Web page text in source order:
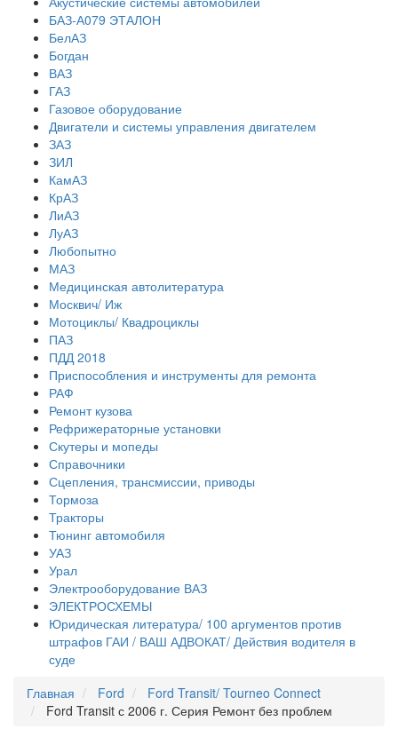
БАЗ-А079 ЭТАЛОН
БелАЗ
Богдан
ВАЗ
ГАЗ
Газовое оборудование
Двигатели и системы управления двигателем
ЗАЗ
ЗИЛ
КамАЗ
КрАЗ
ЛиАЗ
ЛуАЗ
Любопытно
МАЗ
Медицинская автолитература
Москвич/ Иж
Мотоциклы/ Квадроциклы
ПАЗ
ПДД 2018
Приспособления и инструменты для ремонта
РАФ
Ремонт кузова
Рефрижераторные установки
Скутеры и мопеды
Справочники
Сцепления, трансмиссии, приводы
Тормоза
Тракторы
Тюнинг автомобиля
УАЗ
Урал
Электрооборудование ВАЗ
ЭЛЕКТРОСХЕМЫ
Юридическая литература/ 100 аргументов против
штрафов ГАИ / ВАШ АДВОКАТ/ Действия водителя в
суде
Главная
Ford
Ford Transit/ Tourneo Connect
Ford Transit с 2006 г. Серия Ремонт без проблем